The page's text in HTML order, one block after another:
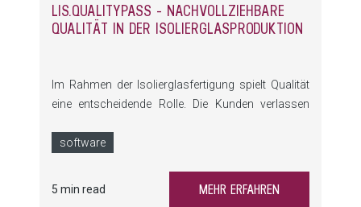
LIS.QUALITYPASS - NACHVOLLZIEHBARE
QUALITÄT IN DER ISOLIERGLASPRODUKTION
Im Rahmen der Isolierglasfertigung spielt Qualität
eine entscheidende Rolle. Die Kunden verlassen
gleichbleiben und Toleranzen eingehalten werden,
software
5 min read MEHR ERFAHREN